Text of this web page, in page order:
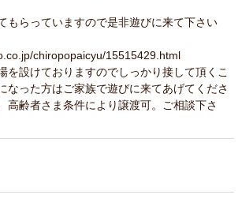
もらっていますので是非遊びに来て下さい
chiropopaicyu/15515429.html
を設けておりますのでしっかり接して頂くこ
なった方はご家族で遊びに来てあげてくださ
高齢者さま条件により譲渡可。ご相談下さ